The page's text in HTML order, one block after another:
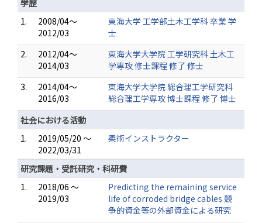
学歴
1.
2008/04～
2012/03
東海大学 工学部土木工学科 卒業 学
士
2.
2012/04～
2014/03
東海大学大学院 工学研究科 土木工
学専攻 修士課程 修了 修士
3.
2014/04～
2016/03
東海大学大学院 総合理工学研究科
総合理工学専攻 博士課程 修了 博士
社会における活動
1.
2019/05/20 ～
2022/03/31
柔術インストラクター
研究課題・受託研究・科研費
1.
2018/06 ～
2019/03
Predicting the remaining service
life of corroded bridge cables 競
争的資金等の外部資金による研究